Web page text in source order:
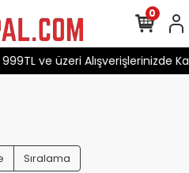
ve üzeri Alışverişlerinizde
0
Sıralama